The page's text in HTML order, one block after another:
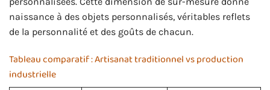
naissance à des objets personnalisés, véritables reflets
de la personnalité et des goûts de chacun.
Tableau comparatif : Artisanat traditionnel vs production
industrielle